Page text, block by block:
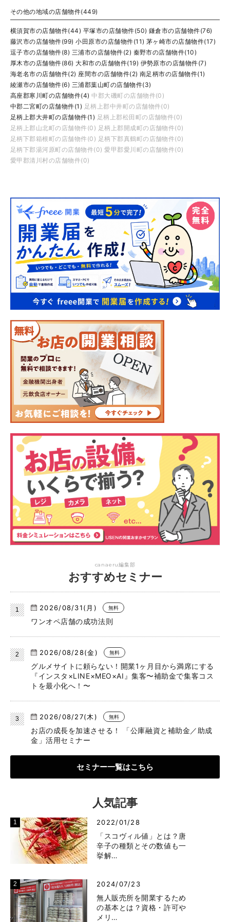
その他の地域の店舗物件(449)
横須賀市の店舗物件(44) 平塚市の店舗物件(50) 鎌倉市の店舗物件(76)
藤沢市の店舗物件(99) 小田原市の店舗物件(11) 茅ヶ崎市の店舗物件(17)
逗子市の店舗物件(8) 三浦市の店舗物件(2) 秦野市の店舗物件(10)
厚木市の店舗物件(86) 大和市の店舗物件(19) 伊勢原市の店舗物件(7)
海老名市の店舗物件(2) 座間市の店舗物件(2) 南足柄市の店舗物件(1)
綾瀬市の店舗物件(6) 三浦郡葉山町の店舗物件(3)
高座郡寒川町の店舗物件(4) 中郡大磯町の店舗物件(0)
中郡二宮町の店舗物件(1) 足柄上郡中井町の店舗物件(0)
足柄上郡大井町の店舗物件(1) 足柄上郡松田町の店舗物件(0)
足柄上郡山北町の店舗物件(0) 足柄上郡開成町の店舗物件(0)
足柄下郡箱根町の店舗物件(0) 足柄下郡真鶴町の店舗物件(0)
足柄下郡湯河原町の店舗物件(0) 愛甲郡愛川町の店舗物件(0)
愛甲郡清川村の店舗物件(0)
canaeru編集部
おすすめセミナー
2026/08/31(月) 無料
ワンオペ店舗の成功法則
2026/08/28(金) 無料
グルメサイトに頼らない！開業1ヶ月目から満席にする
『インスタ×LINE×MEO×AI』集客〜補助金で集客コス
トを最小化へ！〜
2026/08/27(木) 無料
お店の成長を加速させる！ 「公庫融資と補助金／助成
金」活用セミナー
セミナー一覧はこちら
人気記事
2022/01/28
「スコヴィル値」とは？唐
辛子の種類とその数値も一
挙解…
2024/07/23
無人販売所を開業するため
の基本とは？資格・許可や
メリ…